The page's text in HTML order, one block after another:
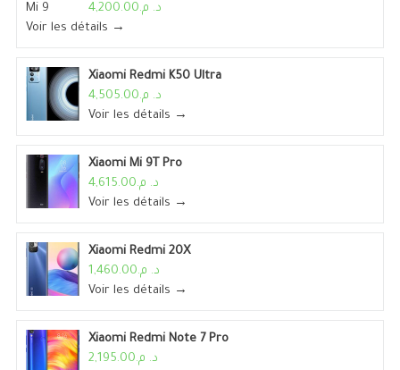
د. م.4,200.00
Voir les détails →
Xiaomi Redmi K50 Ultra
د. م.4,505.00
Voir les détails →
Xiaomi Mi 9T Pro
د. م.4,615.00
Voir les détails →
Xiaomi Redmi 20X
د. م.1,460.00
Voir les détails →
Xiaomi Redmi Note 7 Pro
د. م.2,195.00